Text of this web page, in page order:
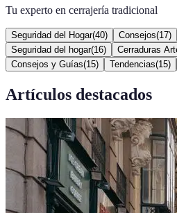
Tu experto en cerrajería tradicional
Seguridad del Hogar(40) Consejos(17)
Seguridad del hogar(16) Cerraduras
Consejos y Guías(15) Tendencias(15)
Artículos destacados